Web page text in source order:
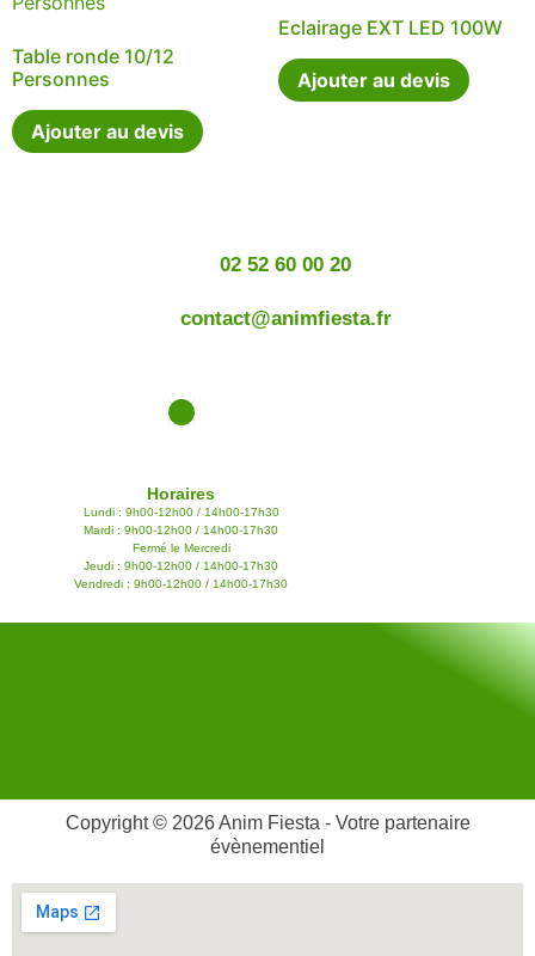
Table ronde 10/12
Personnes
Ajouter au devis
Eclairage EXT LED 100W
Ajouter au devis
02 52 60 00 20
contact@animfiesta.fr
Horaires
Lundi : 9h00-12h00 / 14h00-17h30
Mardi : 9h00-12h00 / 14h00-17h30
Fermé le Mercredi
Jeudi : 9h00-12h00 / 14h00-17h30
Vendredi : 9h00-12h00 / 14h00-17h30
Copyright © 2026 Anim Fiesta - Votre partenaire
évènementiel